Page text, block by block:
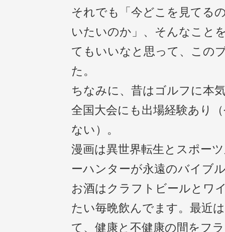
それでも「今どこを見てる
いたいのか」、そんなこと
てもいいなと思って、この
た。
ちなみに、昔はゴルフに本
全国大会にも出場経験あり
ない）。
漫画は異世界転生とスポー
ーハンターが永遠のバイブ
お酒はクラフトビールとワ
たい毎晩飲んでます。最近
て、健康と不健康の間をフ